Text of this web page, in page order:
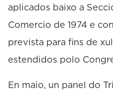
aplicados baixo a
Comercio de 1974 e
prevista para fins de
estendidos polo
En maio, un panel do